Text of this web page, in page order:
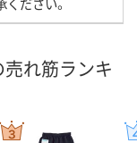
れ筋ランキ